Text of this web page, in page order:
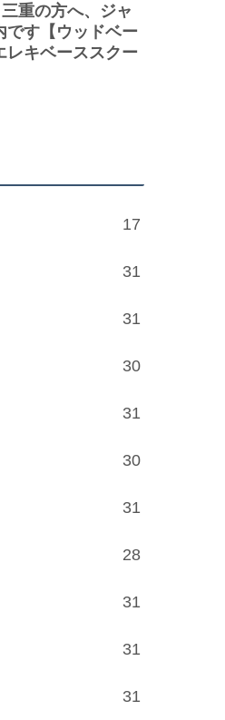
重の方へ、ジャ
です【ウッドベー
レキベーススクー
17
31
31
30
31
30
31
28
31
31
31